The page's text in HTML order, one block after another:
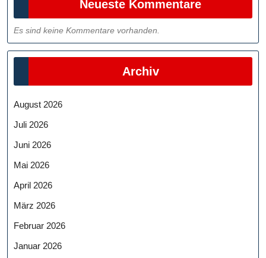
Neueste Kommentare
Es sind keine Kommentare vorhanden.
Archiv
August 2026
Juli 2026
Juni 2026
Mai 2026
April 2026
März 2026
Februar 2026
Januar 2026